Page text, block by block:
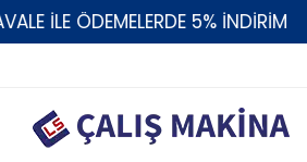
İLE ÖDEMELERDE 5% İNDİRİM